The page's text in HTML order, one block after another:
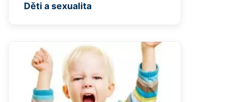
Děti a sexualita